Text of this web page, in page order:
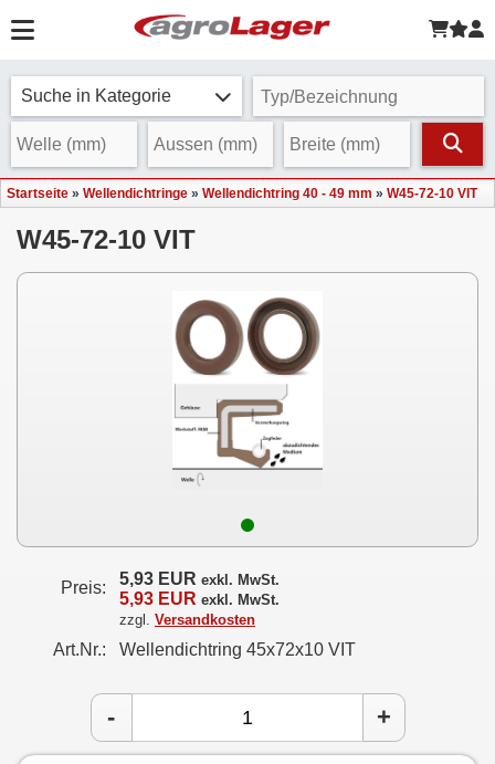
Suche in Kategorie
Startseite » Wellendichtringe » Wellendichtring 40 - 49 mm » W45-72-10 VIT
W45-72-10 VIT
Preis: 5,93 EUR exkl. MwSt.
5,93 EUR exkl. MwSt.
zzgl. Versandkosten
Art.Nr.: Wellendichtring 45x72x10 VIT
- +